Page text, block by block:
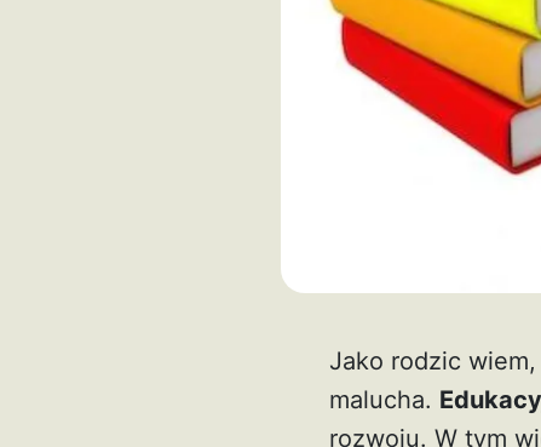
Jako rodzic
malucha.
rozwoju. W tym